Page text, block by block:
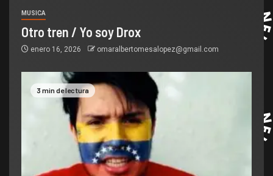
MUSICA
Otro tren / Yo soy Drox
enero 16, 2026 omaralbertomesalopez@gmail.com
3 min de lectura